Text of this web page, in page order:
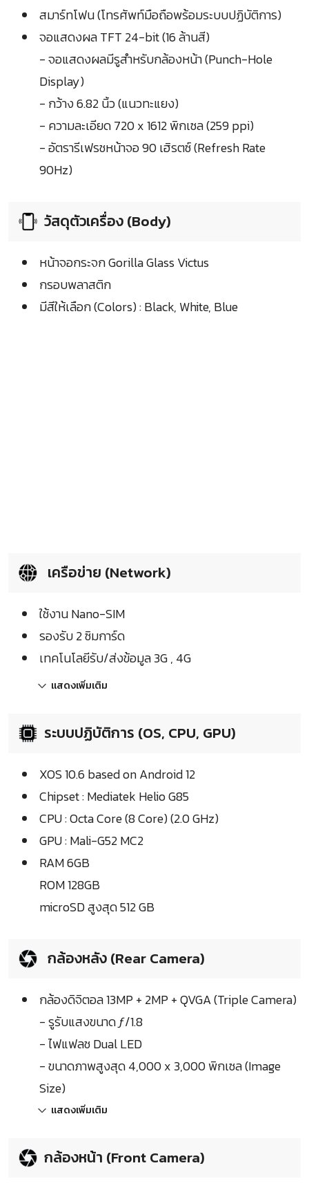
สมาร์ทโฟน (โทรศัพท์มือถือพร้อมระบบปฏิบัติการ)
จอแสดงผล TFT 24-bit (16 ล้านสี)
- จอแสดงผลมีรูสำหรับกล้องหน้า (Punch-Hole
Display)
- กว้าง 6.82 นิ้ว (แนวทะแยง)
- ความละเอียด 720 x 1612 พิกเซล (259 ppi)
- อัตรารีเฟรชหน้าจอ 90 เฮิรตซ์ (Refresh Rate
90Hz)
วัสดุตัวเครื่อง (Body)
หน้าจอกระจก Gorilla Glass Victus
กรอบพลาสติก
มีสีให้เลือก (Colors) : Black, White, Blue
เครือข่าย (Network)
ใช้งาน Nano-SIM
รองรับ 2 ซิมการ์ด
เทคโนโลยีรับ/ส่งข้อมูล 3G , 4G
แสดงเพิ่มเติม
ระบบปฏิบัติการ (OS, CPU, GPU)
XOS 10.6 based on Android 12
Chipset : Mediatek Helio G85
CPU : Octa Core (8 Core) (2.0 GHz)
GPU : Mali-G52 MC2
RAM 6GB
ROM 128GB
microSD สูงสุด 512 GB
กล้องหลัง (Rear Camera)
กล้องดิจิตอล 13MP + 2MP + QVGA (Triple Camera)
- รูรับแสงขนาด ƒ/1.8
- ไฟแฟลช Dual LED
- ขนาดภาพสูงสุด 4,000 x 3,000 พิกเซล (Image
Size)
แสดงเพิ่มเติม
กล้องหน้า (Front Camera)